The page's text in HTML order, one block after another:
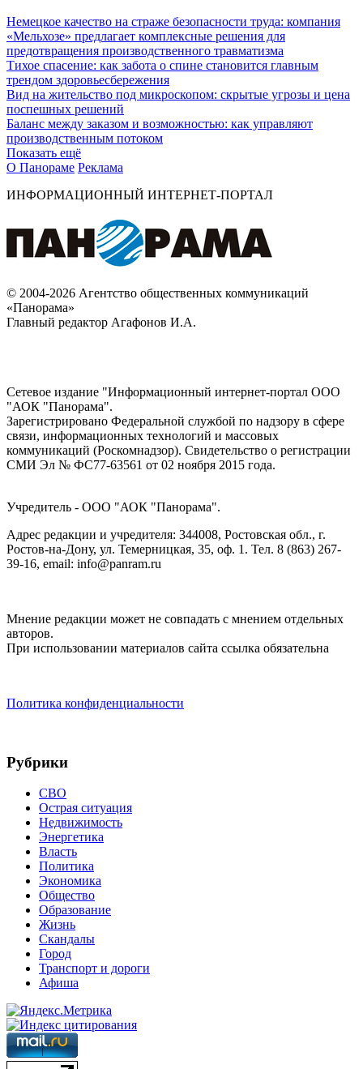
Немецкое качество на страже безопасности труда: компания
«Мельхозе» предлагает комплексные решения для
предотвращения производственного травматизма
Тихое спасение: как забота о спине становится главным
трендом здоровьесбережения
Вид на жительство под микроскопом: скрытые угрозы и цена
поспешных решений
Баланс между заказом и возможностью: как управляют
производственным потоком
Показать ещё
О Панораме Реклама
ИНФОРМАЦИОННЫЙ ИНТЕРНЕТ-ПОРТАЛ
© 2004-2026 Агентство общественных коммуникаций
«Панорама»
Главный редактор Агафонов И.А.
Сетевое издание "Информационный интернет-портал ООО
"АОК "Панорама".
Зарегистрировано Федеральной службой по надзору в сфере
связи, информационных технологий и массовых
коммуникаций (Роскомнадзор). Cвидетельство о регистрации
СМИ Эл № ФС77-63561 от 02 ноября 2015 года.
Учредитель - ООО "АОК "Панорама".
Адрес редакции и учредителя: 344008, Ростовская обл., г.
Ростов-на-Дону, ул. Темерницкая, 35, оф. 1. Тел. 8 (863) 267-
39-16, email: info@panram.ru
Мнение редакции может не совпадать с мнением отдельных
авторов.
При использовании материалов сайта ссылка обязательна
Политика конфиденциальности
Рубрики
СВО
Острая ситуация
Недвижимость
Энергетика
Власть
Политика
Экономика
Общество
Образование
Жизнь
Скандалы
Город
Транспорт и дороги
Афиша